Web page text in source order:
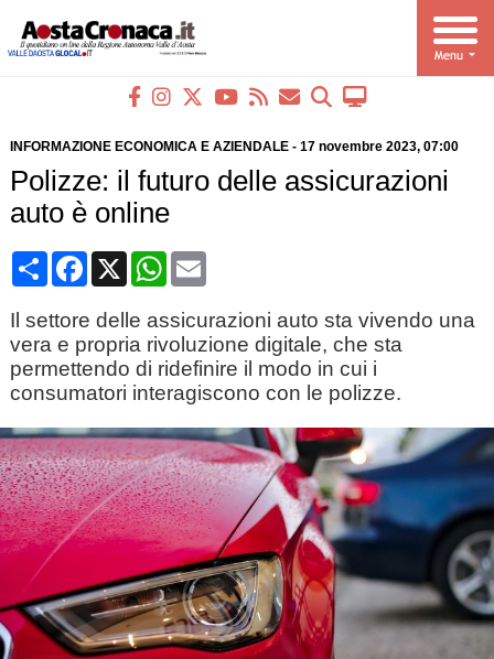
INFORMAZIONE ECONOMICA E AZIENDALE- 17 novembre 2023, 07:00
Polizze: il futuro delle assicurazioni
auto è online
CondividiFacebook
X WhatsApp
Email
Il settore delle assicurazioni auto sta vivendo una
vera e propria rivoluzione digitale, che sta
permettendo di ridefinire il modo in cui i
consumatori interagiscono con le polizze.